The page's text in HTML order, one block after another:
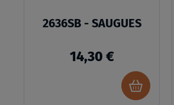
2636SB - SAUGUES
14,30 €
Ajouter
au